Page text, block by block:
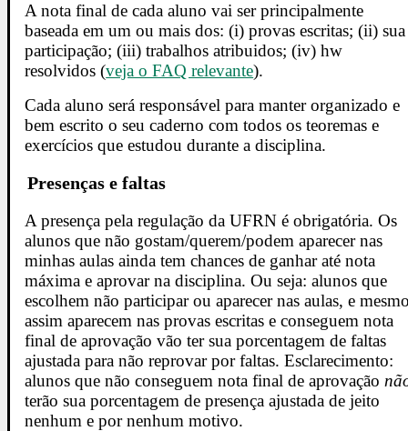
A nota final de cada aluno vai ser principalmente
baseada em um ou mais dos: (i) provas escritas; (ii) sua
participação; (iii) trabalhos atribuidos; (iv) hw
resolvidos (veja o FAQ relevante).
Cada aluno será responsável para manter organizado e
bem escrito o seu caderno com todos os teoremas e
exercícios que estudou durante a disciplina.
Presenças e faltas
A presença pela regulação da UFRN é obrigatória. Os
alunos que não gostam/querem/podem aparecer nas
minhas aulas ainda tem chances de ganhar até nota
máxima e aprovar na disciplina. Ou seja: alunos que
escolhem não participar ou aparecer nas aulas, e
assim aparecem nas provas escritas e conseguem nota
final de aprovação vão ter sua porcentagem de faltas
ajustada para não reprovar por faltas. Esclarecimento:
alunos que não conseguem nota final de aprovação
terão sua porcentagem de presença ajustada de jeito
nenhum e por nenhum motivo.